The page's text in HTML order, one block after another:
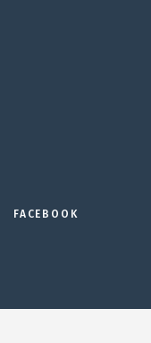
FACEBOOK